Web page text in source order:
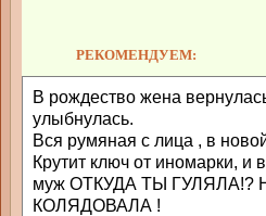
РЕКОМЕНДУЕМ:
В рождество жена
улыбнулась.
Вся румяная с лица , в
Крутит ключ от иномарки, и
муж ОТКУДА ТЫ ГУЛЯЛА!?
КОЛЯДОВАЛА !